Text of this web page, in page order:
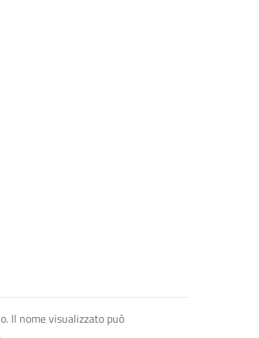
Il nome visualizzato può